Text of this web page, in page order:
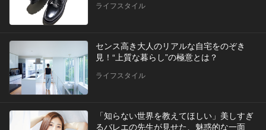
ライフスタイル
センス高き大人のリアルな自宅をのぞき
見！“上質な暮らし”の極意とは？
ライフスタイル
「知らない世界を教えてほしい」美しすぎ
るバレエの先生が見せた、魅惑的な一面